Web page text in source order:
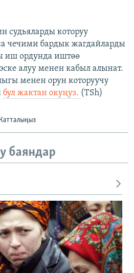
судьяларды которуу
чечими бардык жагдайларды
иш ордунда иштөө
алуу менен кабыл алынат.
менен орун которуучу
бул жактан окуңуз. (TSh)
баяндар